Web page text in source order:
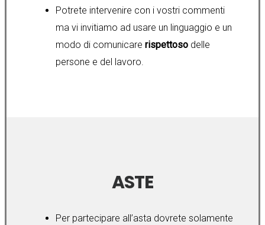
Potrete intervenire con i vostri commenti
ma vi invitiamo ad usare un linguaggio e un
modo di comunicare rispettosodelle
persone e del lavoro.
ASTE
Per partecipare all’asta dovrete solamente